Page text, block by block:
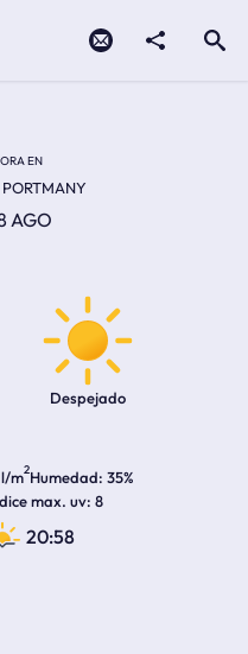
EN
AGO
Despejado
m2Humedad 35%
max. uv 8
20:58